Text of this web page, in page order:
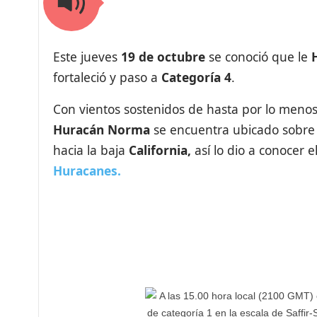
Este jueves 19 de octubrese conoció que le
fortaleció y paso a Categoría 4.
Con vientos sostenidos de hasta por lo
Huracán Normase encuentra ubicado
hacia la baja California, así lo dio a conocer
Huracanes.